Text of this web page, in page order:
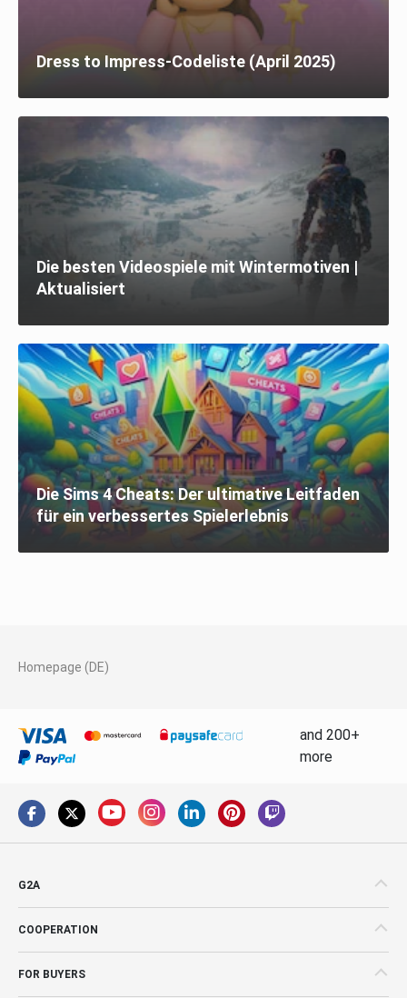
Dress to Impress-Codeliste (April 2025)
Die besten Videospiele mit Wintermotiven |
Aktualisiert
Die Sims 4 Cheats: Der ultimative Leitfaden
für ein verbessertes Spielerlebnis
Homepage (DE)
and 200+
more
G2A
COOPERATION
FOR BUYERS